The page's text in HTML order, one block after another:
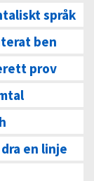
språk
ben
prov
en linje